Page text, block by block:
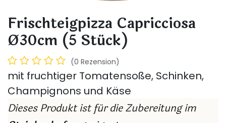
Frischteigpizza Capricciosa
Ø30cm (5 Stück)
(0 Rezension)
mit fruchtiger Tomatensoße, Schinken,
Champignons und Käse
Dieses Produkt ist für die Zubereitung im